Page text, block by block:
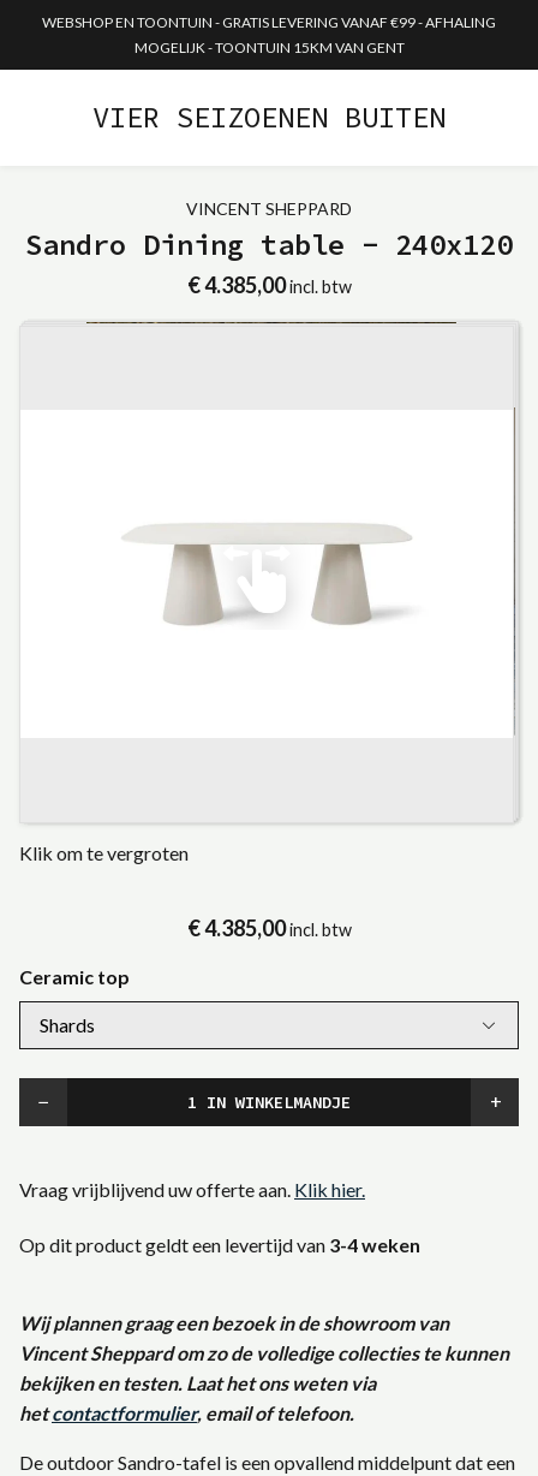
WEBSHOP EN TOONTUIN - GRATIS LEVERING VANAF €99 - AFHALING
MOGELIJK - TOONTUIN 15KM VAN GENT
VIER SEIZOENEN BUITEN
VINCENT SHEPPARD
Sandro Dining table - 240x120
€ 4.385,00incl. btw
Klik om te vergroten
€ 4.385,00incl. btw
Ceramic top
− +
Vraag vrijblijvend uw offerte aan. Klik hier.
Op dit product geldt een levertijd van 3-4 weken
Wij plannen graag een bezoek in de showroom van
Vincent Sheppard om zo de volledige collecties te kunnen
bekijken en testen. Laat het ons weten via
het contactformulier, emailof telefoon.
De outdoor Sandro-tafel is een opvallend middelpunt dat een